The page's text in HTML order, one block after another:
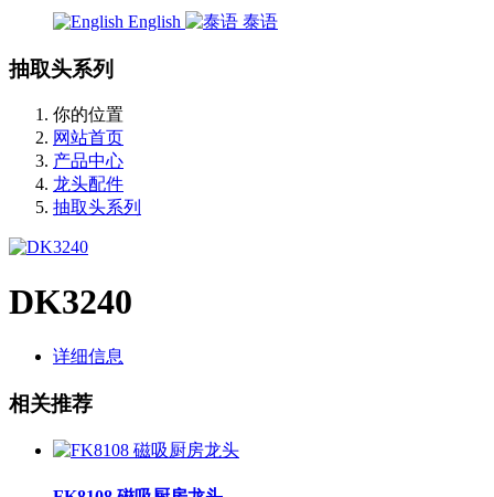
English 泰语
抽取头系列
你的位置
网站首页
产品中心
龙头配件
抽取头系列
DK3240
详细信息
相关推荐